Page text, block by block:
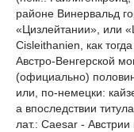
районе Винервальд
«Цизлейтании», или
Cisleithanien, как
Австро-Венгерской
(официально)
или, по-немецки:
а впоследствии
лат.: Caesar -